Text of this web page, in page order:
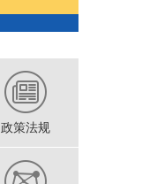
政策法规